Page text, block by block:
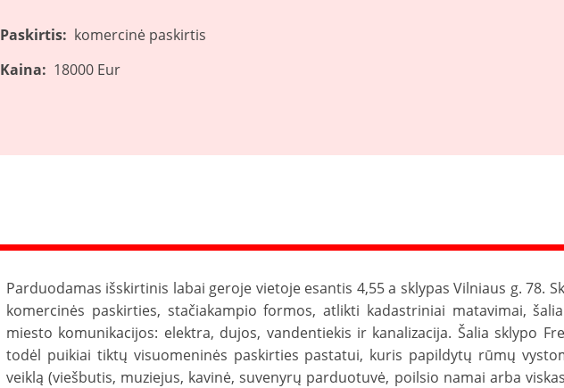
Paskirtis: komercinė paskirtis
Kaina: 18000 Eur
Parduodamas išskirtinis labai geroje vietoje esantis 4,55 a sklypas Vilniaus g. 78.
komercinės paskirties, stačiakampio formos, atlikti kadastriniai matavimai,
miesto komunikacijos: elektra, dujos, vandentiekis ir kanalizacija. Šalia sklypo
todėl puikiai tiktų visuomeninės paskirties pastatui, kuris papildytų rūmų
veiklą (viešbutis, muziejus, kavinė, suvenyrų parduotuvė, poilsio namai arba